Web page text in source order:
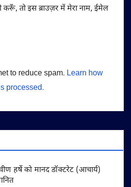
करूँ, तो इस ब्राउज़र में मेरा नाम, ईमेल
to reduce spam. Learn how
processed.
हर्षे को मानद डॉक्टरेट (आचार्य)